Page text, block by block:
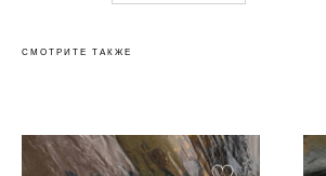
СМОТРИТЕ ТАКЖЕ